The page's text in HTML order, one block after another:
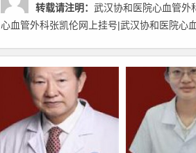
转载请注明： 武汉协和医院心血管外
心血管外科张凯伦网上挂号|武汉协和医院心